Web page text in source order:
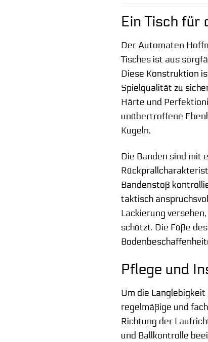
Ein Tisch für
Der Automaten
Tisches ist aus
Diese Konstruktion
Spielqualität zu
Härte und
unübertroffene
Kugeln.
Die Banden sind mit
Bandenstoß
taktisch
Lackierung
schützt. Die Füße
Pflege und
Um die
regelmäßige und
Richtung der
und Ballkontrolle